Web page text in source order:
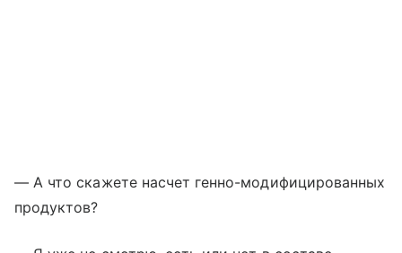
— А что скажете насчет генно-модифицированных
продуктов?